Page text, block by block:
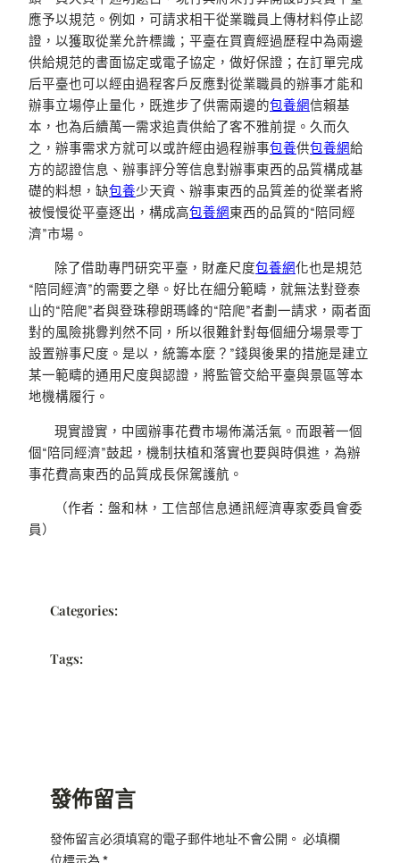
應予以規范。例如，可請求相干從業職員上傳材料停止認
證，以獲取從業允許標識；平臺在買賣經過歷程中為兩邊
供給規范的書面協定或電子協定，做好保證；在訂單完成
后平臺也可以經由過程客戶反應對從業職員的辦事才能和
辦事立場停止量化，既進步了供需兩邊的包養網信賴基
本，也為后續萬一需求追責供給了客不雅前提。久而久
之，辦事需求方就可以或許經由過程辦事包養供包養網給
方的認證信息、辦事評分等信息對辦事東西的品質構成基
礎的料想，缺包養少天資、辦事東西的品質差的從業者將
被慢慢從平臺逐出，構成高包養網東西的品質的“陪同經
濟”市場。
除了借助專門研究平臺，財產尺度包養網化也是規范
“陪同經濟”的需要之舉。好比在細分範疇，就無法對登泰
山的“陪爬”者與登珠穆朗瑪峰的“陪爬”者劃一請求，兩者面
對的風險挑釁判然不同，所以很難針對每個細分場景零丁
設置辦事尺度。是以，統籌本麼？”錢與後果的措施是建立
某一範疇的通用尺度與認證，將監管交給平臺與景區等本
地機構履行。
現實證實，中國辦事花費市場佈滿活氣。而跟著一個
個“陪同經濟”鼓起，機制扶植和落實也要與時俱進，為辦
事花費高東西的品質成長保駕護航。
（作者：盤和林，工信部信息通訊經濟專家委員會委
員）
Categories:
Tags:
發佈留言
發佈留言必須填寫的電子郵件地址不會公開。 必填欄